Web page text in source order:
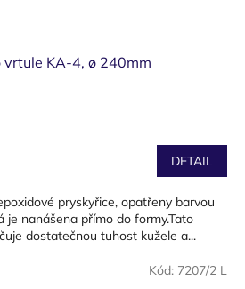
vrtule KA-4, ø 240mm
DETAIL
pryskyřice, opatřeny barvou
je nanášena přímo do formy.Tato
dostatečnou tuhost kužele a...
Kód: 7207/2 L